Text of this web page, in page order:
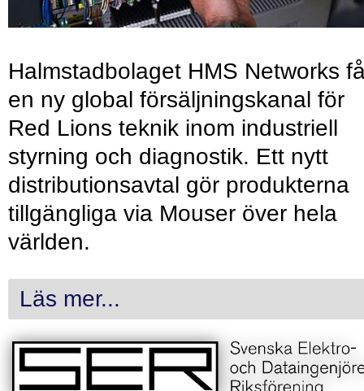
Halmstadbolaget HMS Networks
en ny global försäljningskanal för
Red Lions teknik inom industriell
styrning och diagnostik. Ett nytt
distributionsavtal gör produkterna
tillgängliga via Mouser över hela
världen.
Läs mer...